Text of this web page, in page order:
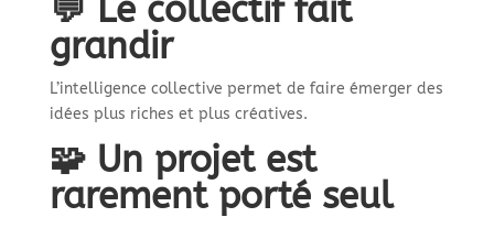
💬 Le collectif fait
grandir
L’intelligence collective permet de faire émerger des
idées plus riches et plus créatives.
🧩 Un projet est
rarement porté seul